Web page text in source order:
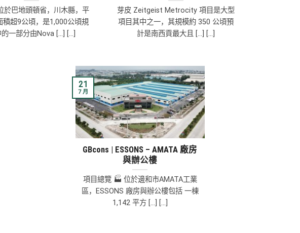
於巴地頭頓省，川木縣，平
積超9公頃，是1,000公頃規
一部分由Nova [...] [...]
芽皮 Zeitgeist Metrocity 項目是大型
項目其中之一，其規模約 350 公頃預
計是南西貢最大且 [...] [...]
GBcons | ESSONS – AMATA 廠房
與辦公樓
項目總覽 🏭 位於邊和市AMATA工業
區，ESSONS 廠房與辦公樓包括 一棟
1,142 平方 [...] [...]
21
7 月